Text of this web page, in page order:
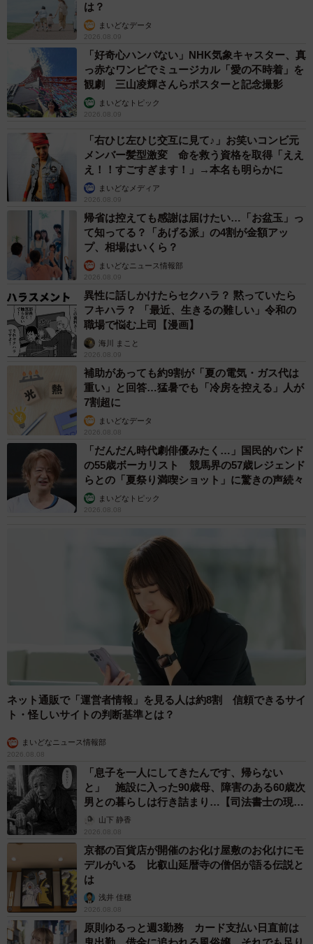
は？
まいどなデータ
2026.08.09
「好奇心ハンパない」NHK気象キャスター、真
っ赤なワンピでミュージカル「愛の不時着」を
観劇 三山凌輝さんらポスターと記念撮影
まいどなトピック
2026.08.09
「右ひじ左ひじ交互に見て♪」お笑いコンビ元
メンバー髪型激変 命を救う資格を取得「ええ
え！！すごすぎます！」→本名も明らかに
まいどなメディア
2026.08.09
帰省は控えても感謝は届けたい…「お盆玉」っ
て知ってる？「あげる派」の4割が金額アッ
プ、相場はいくら？
まいどなニュース情報部
2026.08.09
異性に話しかけたらセクハラ？ 黙っていたら
フキハラ？ 「最近、生きるの難しい」令和の
職場で悩む上司【漫画】
海川 まこと
2026.08.09
補助があっても約9割が「夏の電気・ガス代は
重い」と回答…猛暑でも「冷房を控える」人が
7割超に
まいどなデータ
2026.08.08
「だんだん時代劇俳優みたく…」国民的バンド
の55歳ボーカリスト 競馬界の57歳レジェンド
らとの「夏祭り満喫ショット」に驚きの声続々
まいどなトピック
2026.08.08
ネット通販で「運営者情報」を見る人は約8割 信頼できるサイ
ト・怪しいサイトの判断基準とは？
まいどなニュース情報部
2026.08.08
「息子を一人にしてきたんです、帰らない
と」 施設に入った90歳母、障害のある60歳次
男との暮らしは行き詰まり…【司法書士の現場
から】山下 静香
2026.08.08
京都の百貨店が開催のお化け屋敷のお化けにモ
デルがいる 比叡山延暦寺の僧侶が語る伝説と
は
浅井 佳穂
2026.08.08
原則ゆるっと週3勤務 カード支払い日直前は